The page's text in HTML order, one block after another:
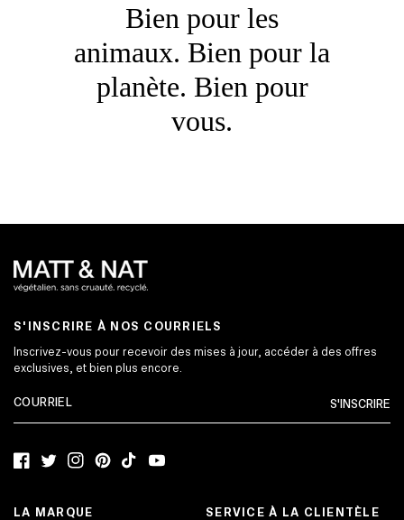
Bien pour les
animaux. Bien pour la
planète. Bien pour
vous.
LA MARQUE SERVICE À LA CLIENTÈLE
S'INSCRIRE À NOS COURRIELS
Inscrivez-vous pour recevoir des mises à jour, accéder à des offres
exclusives, et bien plus encore.
S'INSCRIRE
FacebookTwitterInstagramPinterestTikTokYouTube